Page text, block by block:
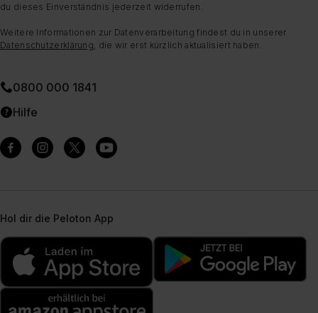
du dieses Einverständnis jederzeit widerrufen.
Weitere Informationen zur Datenverarbeitung findest du in unserer
Datenschutzerklärung , die wir erst kürzlich aktualisiert haben.
0800 000 1841
Hilfe
Hol dir die Peloton App